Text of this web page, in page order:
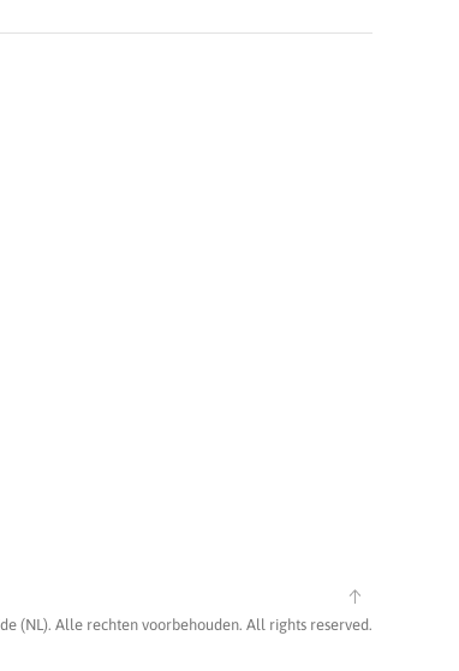
(NL). Alle rechten voorbehouden. All rights reserved.